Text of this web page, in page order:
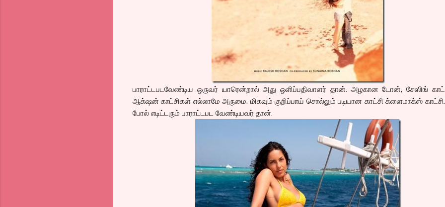
பாராட்டபடவேண்டிய ஒருவர் யாரென்றால் அது ஒளிப்பதிவாளர் தான். அழகான டோன், சேஸிங்
ஆக்‌ஷன் காட்சிகள் எல்லாமே அருமை. மிகவும் குறிப்பாய் சொல்லும் படியான காட்சி க்ளைமாக்ஸ்
போல் எடிட்டரும் பாராட்டபட வேண்டியவர் தான்.